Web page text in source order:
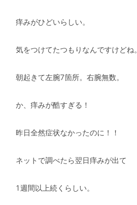
痒みがひどいらしい。
気をつけてたつもりなんですけどね。
朝起きて左腕7箇所。右腕無数。
か、痒みが酷すぎる！
昨日全然症状なかったのに！！
ネットで調べたら翌日痒みが出て
1週間以上続くらしい。